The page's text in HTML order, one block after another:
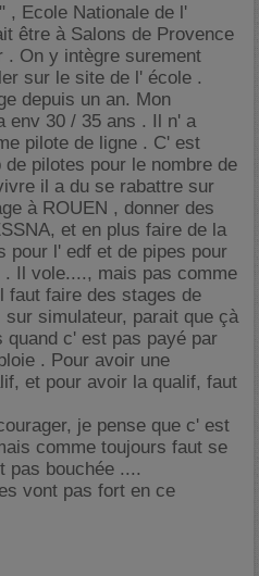
, Ecole Nationale de l'
être à Salons de Provence
. On y intègre surement
sur le site de l' école .
depuis un an. Mon
env 30 / 35 ans . Il n' a
pilote de ligne . C' est
pilotes pour le nombre de
il a du se rabattre sur
à ROUEN , donner des
et en plus faire de la
pour l' edf et de pipes pour
Il vole...., mais pas comme
faut faire des stages de
simulateur, parait que çà
quand c' est pas payé par
. Pour avoir une
et pour avoir la qualif, faut
je pense que c' est
comme toujours faut se
pas bouchée ....
vont pas fort en ce